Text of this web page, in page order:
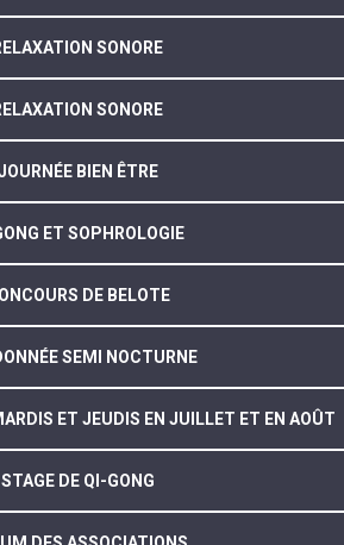
SONORE
SONORE
BIEN ÊTRE
ET SOPHROLOGIE
DE BELOTE
SEMI NOCTURNE
ET JEUDIS EN JUILLET ET EN AOÛT
STAGE DE QI-GONG